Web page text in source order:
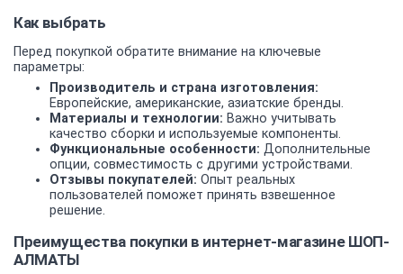
Как выбрать
Перед покупкой обратите внимание на ключевые
параметры:
Производитель и страна изготовления:
Европейские, американские, азиатские бренды.
Материалы и технологии: Важно учитывать
качество сборки и используемые компоненты.
Функциональные особенности: Дополнительные
опции, совместимость с другими устройствами.
Отзывы покупателей: Опыт реальных
пользователей поможет принять взвешенное
решение.
Преимущества покупки в интернет-магазине ШОП-
АЛМАТЫ